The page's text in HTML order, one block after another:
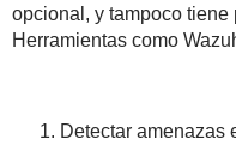
opcional, y tampoco tiene
Herramientas como
Detectar amenazas